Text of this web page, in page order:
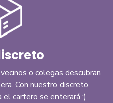
o colegas descubran
Con nuestro discreto
el cartero se enterará ;)